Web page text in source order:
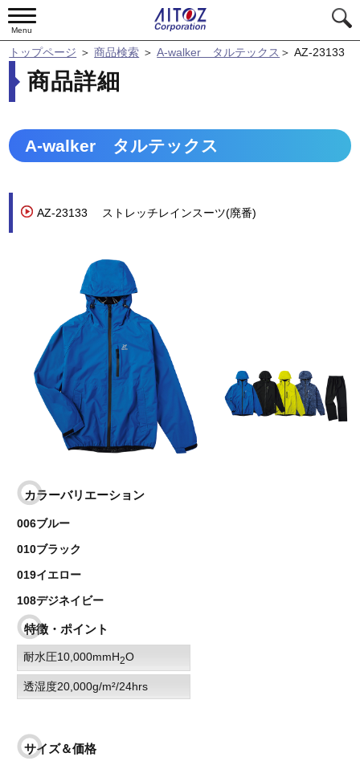
Menu
トップページ ＞商品検索 ＞ A-walker タルテックス ＞AZ-23133
商品詳細
A-walker タルテックス
AZ-23133 ストレッチレインスーツ(廃番)
カラーバリエーション
006ブルー
010ブラック
019イエロー
108デジネイビー
特徴・ポイント
耐水圧10,000mmH2O
透湿度20,000g/m²/24hrs
サイズ＆価格